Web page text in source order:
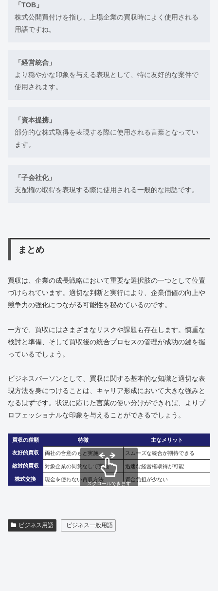
「TOB」
株式公開買付けを指し、上場企業の買収時によく使用される
用語ですね。
「経営統合」
より穏やかな印象を与える表現として、特に友好的な案件で
使用されます。
「資本提携」
部分的な株式取得を表現する際に使用される言葉となってい
ます。
「子会社化」
支配権の取得を表現する際に使用される一般的な用語です。
まとめ
買収は、企業の成長戦略において重要な選択肢の一つとして位置
づけられています。適切な判断と実行により、企業価値の向上や
競争力の強化につながる可能性を秘めているのです。
一方で、買収にはさまざまなリスクや課題も存在します。慎重な
検討と準備、そして買収後の統合プロセスの管理が成功の鍵を握
っているでしょう。
ビジネスパーソンとして、買収に関する基本的な知識と適切な表
現方法を身につけることは、キャリア形成において大きな強みと
なるはずです。状況に応じた言葉の使い分けができれば、よりプ
ロフェッショナルな印象を与えることができるでしょう。
買収の種類 特徴 主なメリット
友好的買収 両社の合意のもと実施 スムーズな統合が期待できる
敵対的買収 対象企業の同意なしで実施 迅速な経営権取得が可能
株式交換 現金を使わない買収方法 資金負担が少ない
スクロールできます
ビジネス用語 ビジネス一般用語